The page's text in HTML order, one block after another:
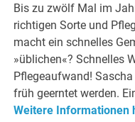
Bis zu zwölf Mal im
richtigen Sorte und
macht ein schnelles
»üblichen«? Schnelles
Pflegeaufwand!
früh geerntet werden.
Weitere Informationen